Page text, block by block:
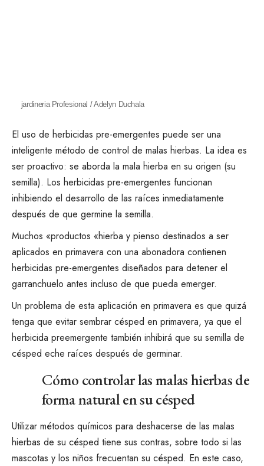
jardineria Profesional / Adelyn Duchala
El uso de herbicidas pre-emergentes puede ser una
inteligente método de control de malas hierbas. La idea es
ser proactivo: se aborda la mala hierba en su origen (su
semilla). Los herbicidas pre-emergentes funcionan
inhibiendo el desarrollo de las raíces inmediatamente
después de que germine la semilla.
Muchos «productos «hierba y pienso destinados a ser
aplicados en primavera con una abonadora contienen
herbicidas pre-emergentes diseñados para detener el
garranchuelo antes incluso de que pueda emerger.
Un problema de esta aplicación en primavera es que quizá
tenga que evitar sembrar césped en primavera, ya que el
herbicida preemergente también inhibirá que su semilla de
césped eche raíces después de germinar.
Cómo controlar las malas hierbas de
forma natural en su césped
Utilizar métodos químicos para deshacerse de las malas
hierbas de su césped tiene sus contras, sobre todo si las
mascotas y los niños frecuentan su césped. En este caso,